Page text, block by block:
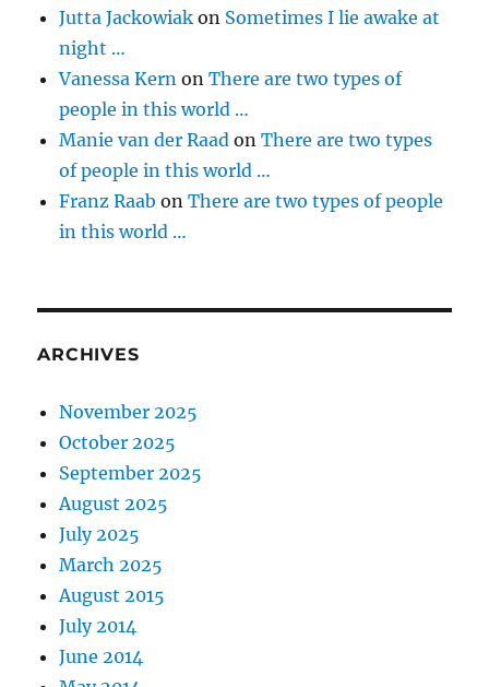
Jutta Jackowiak on Sometimes I lie awake at
night …
Vanessa Kern onThere are two types of
people in this world …
Manie van der Raad onThere are two types
of people in this world …
Franz Raab onThere are two types of people
in this world …
ARCHIVES
November 2025
October 2025
September 2025
August 2025
July 2025
March 2025
August 2015
July 2014
June 2014